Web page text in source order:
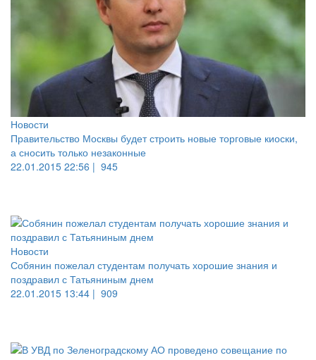
Новости
Правительство Москвы будет строить новые торговые киоски,
а сносить только незаконные
22.01.2015 22:56 | 945
Новости
Собянин пожелал студентам получать хорошие знания и
поздравил с Татьяниным днем
22.01.2015 13:44 | 909